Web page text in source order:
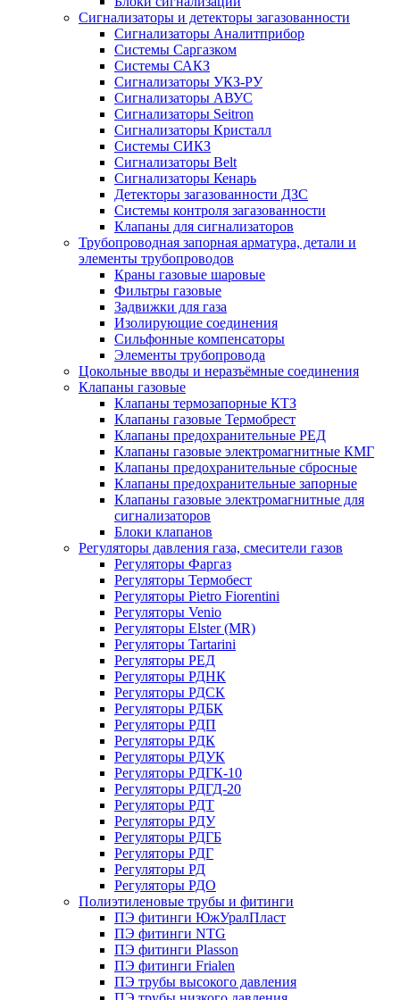
Сигнализаторы и детекторы загазованности
Сигнализаторы Аналитприбор
Системы Саргазком
Системы САКЗ
Сигнализаторы УКЗ-РУ
Сигнализаторы АВУС
Сигнализаторы Seitron
Сигнализаторы Кристалл
Системы СИКЗ
Сигнализаторы Belt
Сигнализаторы Кенарь
Детекторы загазованности ДЗС
Системы контроля загазованности
Клапаны для сигнализаторов
Трубопроводная запорная арматура, детали и
элементы трубопроводов
Краны газовые шаровые
Фильтры газовые
Задвижки для газа
Изолирующие соединения
Сильфонные компенсаторы
Элементы трубопровода
Цокольные вводы и неразъёмные соединения
Клапаны газовые
Клапаны термозапорные КТЗ
Клапаны газовые Термобрест
Клапаны предохранительные РЕД
Клапаны газовые электромагнитные КМГ
Клапаны предохранительные сбросные
Клапаны предохранительные запорные
Клапаны газовые электромагнитные для
сигнализаторов
Блоки клапанов
Регуляторы давления газа, смесители газов
Регуляторы Фаргаз
Регуляторы Термобест
Регуляторы Pietro Fiorentini
Регуляторы Venio
Регуляторы Elster (MR)
Регуляторы Tartarini
Регуляторы РЕД
Регуляторы РДНК
Регуляторы РДСК
Регуляторы РДБК
Регуляторы РДП
Регуляторы РДК
Регуляторы РДУК
Регуляторы РДГК-10
Регуляторы РДГД-20
Регуляторы РДТ
Регуляторы РДУ
Регуляторы РДГБ
Регуляторы РДГ
Регуляторы РД
Регуляторы РДО
Полиэтиленовые трубы и фитинги
ПЭ фитинги ЮжУралПласт
ПЭ фитинги NTG
ПЭ фитинги Plasson
ПЭ фитинги Frialen
ПЭ трубы высокого давления